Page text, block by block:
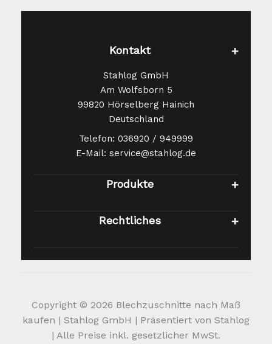
Kontakt
Stahlog GmbH
Am Wolfsborn 5
99820 Hörselberg Hainich
Deutschland
Telefon: 036920 / 949999
E-Mail: service@stahlog.de
Produkte
Rechtliches
Copyright © 2026 Blechzuschnitte nach Maß
kaufen | Stahlog GmbH | Präsentiert von Stahlog
| Alle Preise inkl. gesetzlicher MwSt.